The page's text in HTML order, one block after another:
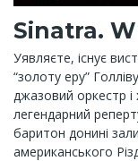
Sinatra.
Уявляєте, існує
“золоту еру”
джазовий оркестр і
легендарний
баритон донині
американського